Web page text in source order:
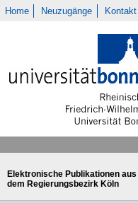
Home Neuzugänge Kontakt
Elektronische Publikationen aus
dem Regierungsbezirk Köln